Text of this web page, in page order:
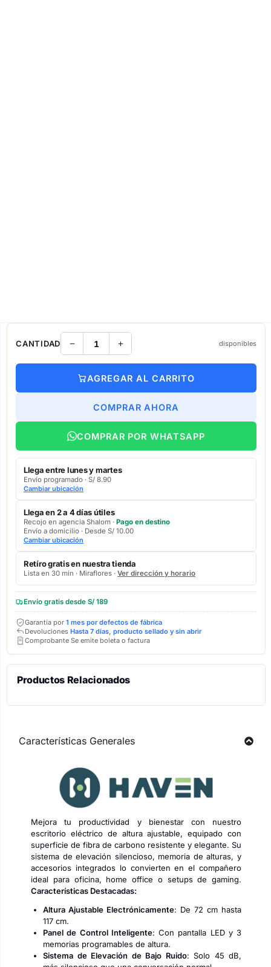
CANTIDAD disponibles
AGREGAR AL CARRITO
COMPRAR AHORA
COMPRAR POR WHATSAPP
Llega entre lunes y martes
Envío programado · S/ 8.90
Cambiar ubicación
Llega en 2 a 4 días útiles
Recojo en agencia Shalom · Pago en destino
Envío a domicilio · Desde S/ 10.00
Cambiar ubicación
Retíro gratis en nuestra tienda
Lista en 30 min · Miraflores · Ver dirección y horario
Envío gratis desde S/ 189
Garantía por 1 mes por defectos de fábrica
Devoluciones Hasta 7 días, producto sellado y sin abrir
Comprobante Se emite boleta o factura
Productos Relacionados
Características Generales
Mejora tu productividad y bienestar con nuestro
escritorio eléctrico de altura ajustable, equipado con
superficie de fibra de carbono resistente y elegante. Su
sistema de elevación silencioso, memoria de alturas, y
accesorios integrados lo convierten en el compañero
ideal para oficina, home office o setups de gaming.
Características Destacadas:
Altura Ajustable Electrónicamente: De 72 cm hasta
117 cm.
Panel de Control Inteligente: Con pantalla LED y 3
memorias programables de altura.
Sistema de Elevación de Bajo Ruido: Solo 45 dB,